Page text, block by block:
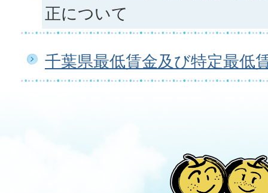
正について
千葉県最低賃金及び特定最低